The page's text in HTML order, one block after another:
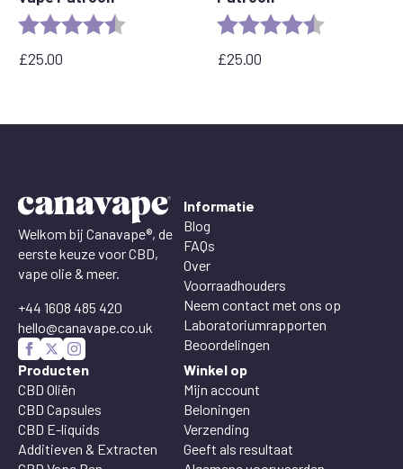
Rating: 4.6 out of 5 stars
£25.00
Rating: 4.5 out of 5
£25.00
Welkom bij Canavape®, de
eerste keuze voor CBD,
vape olie & meer.
+44 1608 485 420
hello@canavape.co.uk
Informatie
Blog
FAQs
Over
Voorraadhouders
Neem contact met ons op
Laboratoriumrapporten
Beoordelingen
Producten
CBD Oliën
CBD Capsules
CBD E-liquids
Additieven & Extracten
Winkel op
Mijn account
Beloningen
Verzending
Geeft als resultaat